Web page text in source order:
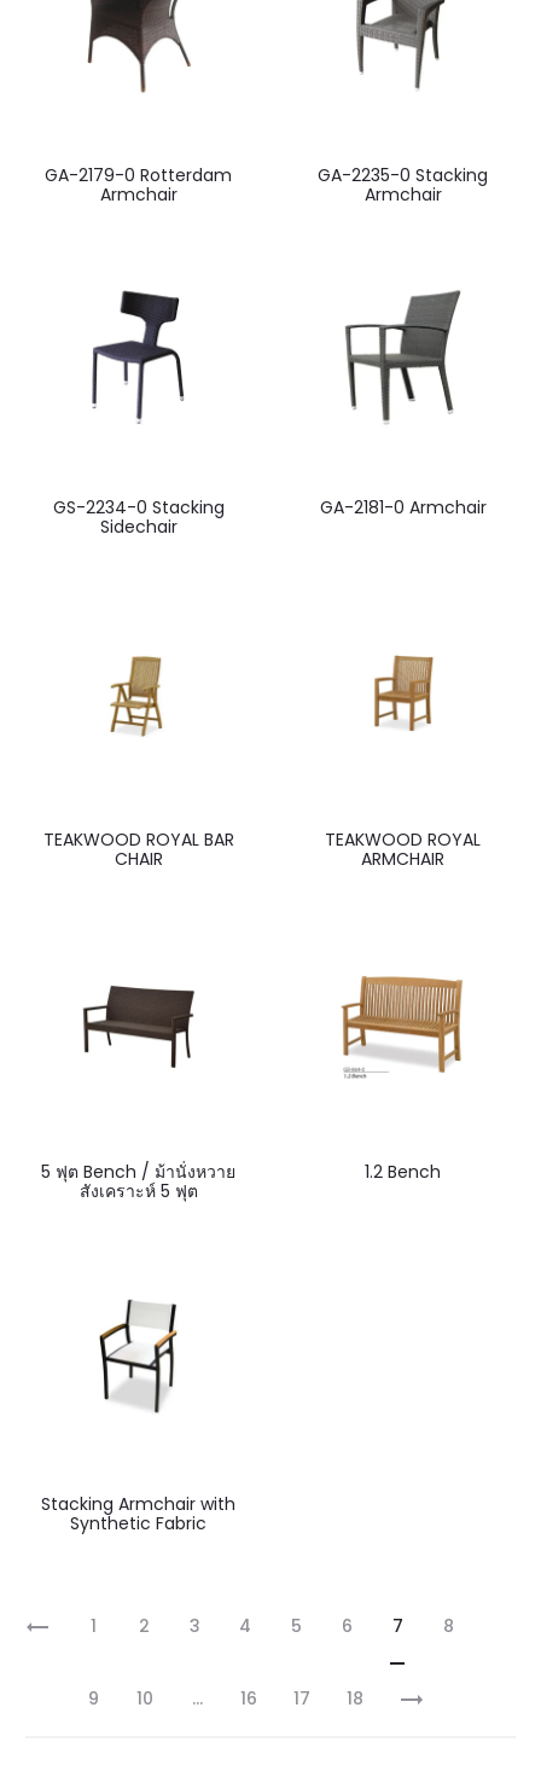
GA-2179-0 Rotterdam
Armchair
GA-2235-0 Stacking
Armchair
GS-2234-0 Stacking
Sidechair
GA-2181-0 Armchair
TEAKWOOD ROYAL BAR
CHAIR
TEAKWOOD ROYAL
ARMCHAIR
5 ฟุต Bench / ม้านั่งหวาย
สังเคราะห์ 5 ฟุต
1.2 Bench
Stacking Armchair with
Synthetic Fabric
1 2 3 4 5 6 7 8
9 10 … 16 17 18